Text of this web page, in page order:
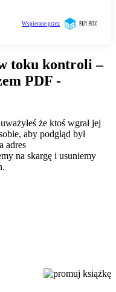
toku kontroli –
PDF -
że ktoś wgrał jej
aby podgląd był
adres
na skargę i usuniemy